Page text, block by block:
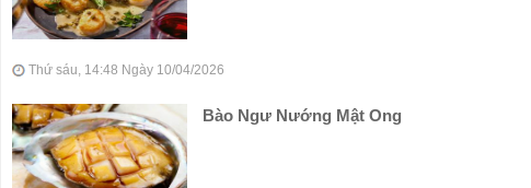
Thứ sáu, 14:48 Ngày 10/04/2026
Bào Ngư Nướng Mật Ong